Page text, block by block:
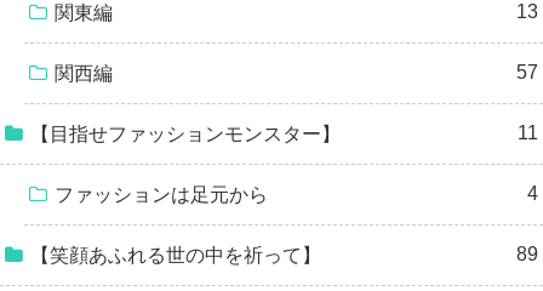
関東編 13
関西編 57
【目指せファッションモンスター】 11
ファッションは足元から 4
【笑顔あふれる世の中を祈って】 89